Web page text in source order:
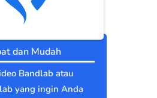
dan Mudah
Bandlab atau
yang ingin Anda